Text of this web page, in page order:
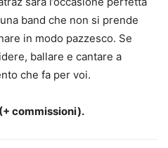
band che non si prende
in modo pazzesco. Se
ballare e cantare a
che fa per voi.
commissioni).